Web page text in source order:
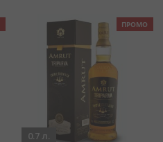
ПРОМО
0.7 л.